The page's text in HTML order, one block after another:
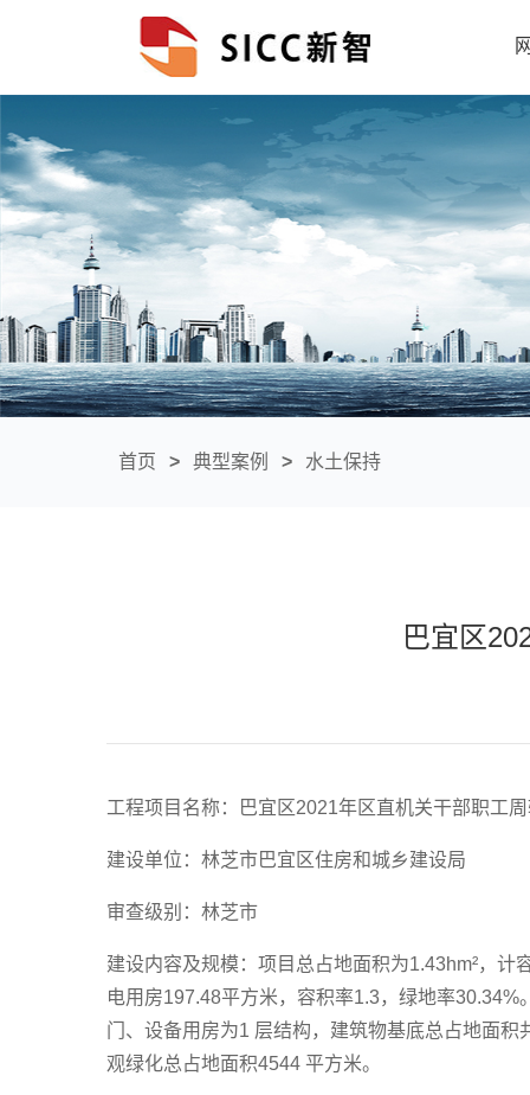
首页 > 典型案例 > 水土保持
巴宜区
工程项目名称：巴宜区2021年区直机关干部职工
建设单位：林芝市巴宜区住房和城乡建设局
审查级别：林芝市
建设内容及规模：项目总占地面积为1.43hm²，
电用房197.48平方米，容积率1.3，绿地率
门、设备用房为1 层结构，建筑物基底总占地面
观绿化总占地面积4544 平方米。